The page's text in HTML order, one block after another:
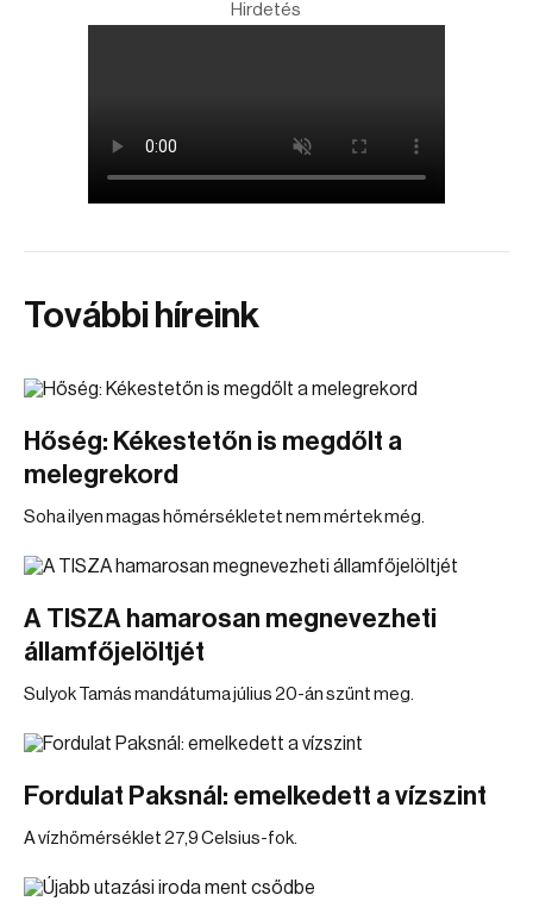
Hirdetés
További híreink
Hőség: Kékestetőn is megdőlt a
melegrekord
Soha ilyen magas hőmérsékletet nem mértek még.
A TISZA hamarosan megnevezheti
államfőjelöltjét
Sulyok Tamás mandátuma július 20-án szűnt meg.
Fordulat Paksnál: emelkedett a vízszint
A vízhőmérséklet 27,9 Celsius-fok.